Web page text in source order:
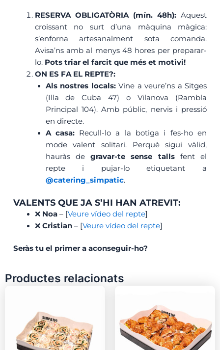
RESERVA OBLIGATÒRIA (mín. 48h): Aquest
croissant no surt d’una màquina màgica:
s’enforna artesanalment sota comanda.
Avisa’ns amb al menys 48 hores per preparar-
lo. Pots triar el farcit que més et motivi!
ON ES FA EL REPTE?:
Als nostres locals:Vine a veure’ns a Sitges
(Illa de Cuba 47) o Vilanova (Rambla
Principal 104). Amb públic, nervis i pressió
en directe.
A casa:Recull-lo a la botiga i fes-ho en
mode valent solitari. Perquè sigui vàlid,
hauràs degravar-te sense tallsfent el
repte i pujar-lo etiquetant a
@catering_simpatic.
VALENTS QUE JA S’HI HAN ATREVIT:
❌ Noa– [Veure vídeo del repte]
❌ Cristian– [Veure vídeo del repte]
Seràs tu el primer a aconseguir-ho?
Productes relacionats